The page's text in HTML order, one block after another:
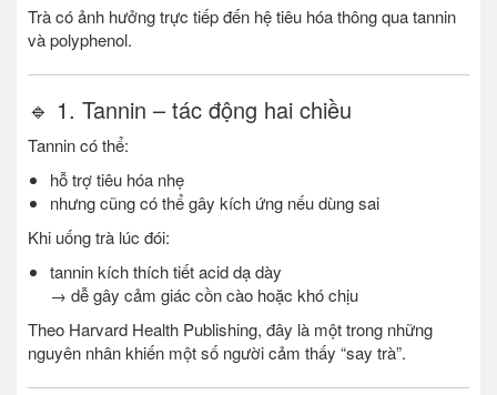
Trà có ảnh hưởng trực tiếp đến hệ tiêu hóa thông qua tannin
và polyphenol.
🔹 1. Tannin – tác động hai chiều
Tannin có thể:
hỗ trợ tiêu hóa nhẹ
nhưng cũng có thể gây kích ứng nếu dùng sai
Khi uống trà lúc đói:
tannin kích thích tiết acid dạ dày
→ dễ gây cảm giác cồn cào hoặc khó chịu
Theo Harvard Health Publishing, đây là một trong những
nguyên nhân khiến một số người cảm thấy “say trà”.